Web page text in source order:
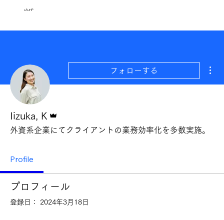
​LAUHP
フォローする
Iizuka, K
外資系企業にてクライアントの業務効率化を多数実施。
Profile
プロフィール
登録日： 2024年3月18日